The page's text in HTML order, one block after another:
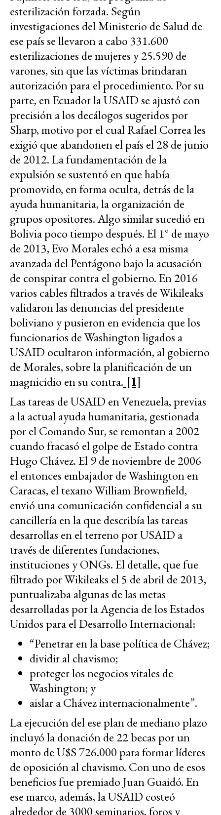
esterilización forzada. Según
investigaciones del Ministerio de Salud de
ese país se llevaron a cabo 331.600
esterilizaciones de mujeres y 25.590 de
varones, sin que las víctimas brindaran
autorización para el procedimiento. Por su
parte, en Ecuador la USAID se ajustó con
precisión a los decálogos sugeridos por
Sharp, motivo por el cual Rafael Correa les
exigió que abandonen el país el 28 de junio
de 2012. La fundamentación de la
expulsión se sustentó en que había
promovido, en forma oculta, detrás de la
ayuda humanitaria, la organización de
grupos opositores. Algo similar sucedió en
Bolivia poco tiempo después. El 1° de mayo
de 2013, Evo Morales echó a esa misma
avanzada del Pentágono bajo la acusación
de conspirar contra el gobierno. En 2016
varios cables filtrados a través de Wikileaks
validaron las denuncias del presidente
boliviano y pusieron en evidencia que los
funcionarios de Washington ligados a
USAID ocultaron información, al gobierno
de Morales, sobre la planificación de un
magnicidio en su contra. [1]
Las tareas de USAID en Venezuela, previas
a la actual ayuda humanitaria, gestionada
por el Comando Sur, se remontan a 2002
cuando fracasó el golpe de Estado contra
Hugo Chávez. El 9 de noviembre de 2006
el entonces embajador de Washington en
Caracas, el texano William Brownfield,
envió una comunicación confidencial a su
cancillería en la que describía las tareas
desarrollas en el terreno por USAID a
través de diferentes fundaciones,
instituciones y ONGs. El detalle, que fue
filtrado por Wikileaks el 5 de abril de 2013,
puntualizaba algunas de las metas
desarrolladas por la Agencia de los Estados
Unidos para el Desarrollo Internacional:
“Penetrar en la base política de Chávez;
dividir al chavismo;
proteger los negocios vitales de
Washington; y
aislar a Chávez internacionalmente”.
La ejecución del ese plan de mediano plazo
incluyó la donación de 22 becas por un
monto de U$S 726.000 para formar líderes
de oposición al chavismo. Con uno de esos
beneficios fue premiado Juan Guaidó. En
ese marco, además, la USAID costeó
alrededor de 3000 seminarios, foros y